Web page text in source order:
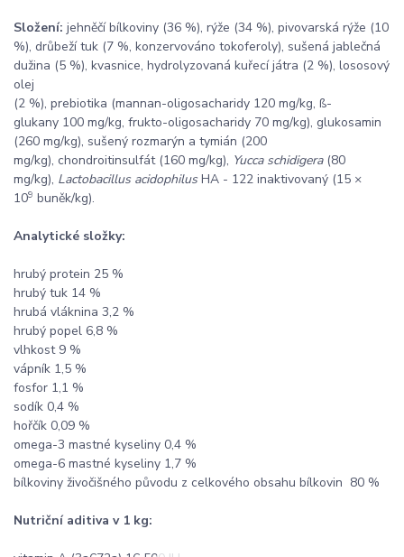
Složení: jehněčí bílkoviny (36 %), rýže (34 %), pivovarská rýže (10
%), drůbeží tuk (7 %, konzervováno tokoferoly), sušená jablečná
dužina (5 %), kvasnice, hydrolyzovaná kuřecí játra (2 %), lososový
olej
(2 %), prebiotika (mannan-oligosacharidy 120 mg/kg, ß-
glukany 100 mg/kg, frukto-oligosacharidy 70 mg/kg), glukosamin
(260 mg/kg), sušený rozmarýn a tymián (200
mg/kg), chondroitinsulfát (160 mg/kg), Yucca schidigera (80
mg/kg), Lactobacillus acidophilus HA - 122 inaktivovaný (15 ×
109 buněk/kg).
Analytické složky:
hrubý protein 25 %
hrubý tuk 14 %
hrubá vláknina 3,2 %
hrubý popel 6,8 %
vlhkost 9 %
vápník 1,5 %
fosfor 1,1 %
sodík 0,4 %
hořčík 0,09 %
omega-3 mastné kyseliny 0,4 %
omega-6 mastné kyseliny 1,7 %
bílkoviny živočišného původu z celkového obsahu bílkovin 80 %
Nutriční aditiva v 1 kg: